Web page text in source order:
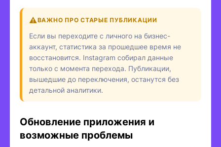
ВАЖНО ПРО СТАРЫЕ ПУБЛИКАЦИИ
Если вы переходите с личного на бизнес-
аккаунт, статистика за прошедшее время не
восстановится. Instagram собирал данные
только с момента перехода. Публикации,
вышедшие до переключения, останутся без
детальной аналитики.
Обновление приложения и
возможные проблемы